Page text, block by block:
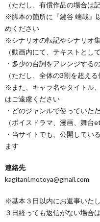
（ただし、有償作品の場合は
※脚本の箇所に『鍵谷 端哉』
めください
※シナリオの転記やシナリオ
（動画内にて、テキストとし
・多少の台詞をアレンジする
（ただし、全体の3割を超え
※また、キャラ名やタイトル
はご遠慮ください
・どのジャンルで使っていた
（ボイスドラマ、漫画、舞台
・当サイトでも、公開してい
ます
連絡先
kagitani.motoya@gmail.com
※基本３日以内にお返事いた
３日経っても返信がない場合